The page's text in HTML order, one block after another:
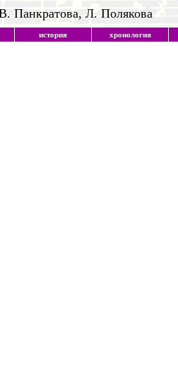
Панкратова, Л. Полякова
история хронология